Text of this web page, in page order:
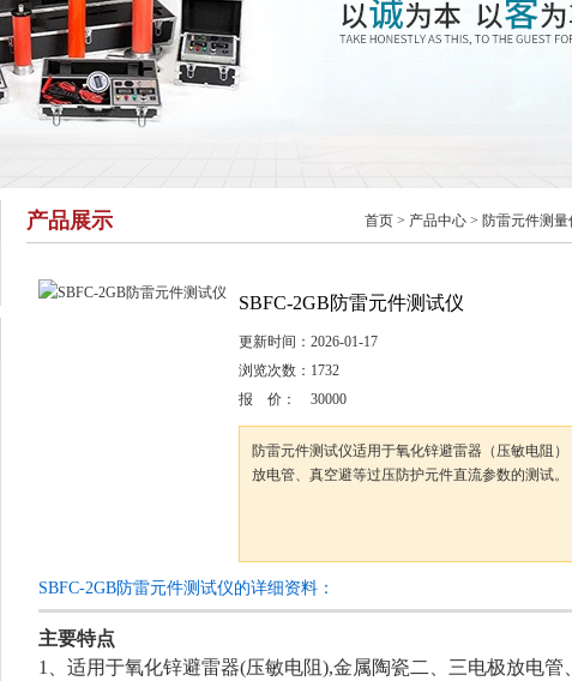
产品展示 首页 > 产品中心 > 防雷元件测量
SBFC-2GB防雷元件测试仪
更新时间： 2026-01-17
浏览次数： 1732
报 价：
30000
防雷元件测试仪适用于氧化锌避雷器（压敏电阻
放电管、真空避等过压防护元件直流参数的测试。
SBFC-2GB防雷元件测试仪的详细资料：
主要特点
1、适用于氧化锌避雷器(压敏电阻),金属陶瓷二、三电极放电